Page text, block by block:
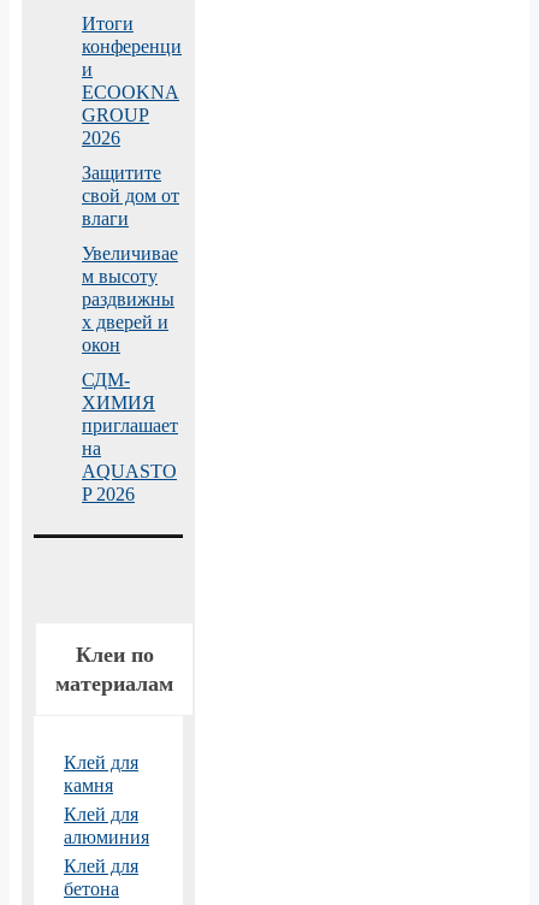
Итоги
конференци
и
ECOOKNA
GROUP
2026
Защитите
свой дом от
влаги
Увеличивае
м высоту
раздвижны
х дверей и
окон
СДМ-
ХИМИЯ
приглашает
на
AQUASTO
P 2026
Клеи по
материалам
Клей для
камня
Клей для
алюминия
Клей для
бетона